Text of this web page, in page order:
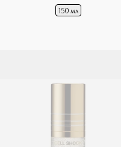
150 мл